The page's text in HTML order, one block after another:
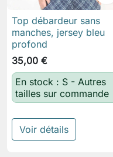
Top débardeur sans
manches, jersey bleu
profond
35,00 €
En stock : S - Autres
tailles sur commande
Voir détails